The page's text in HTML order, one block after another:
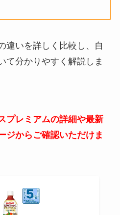
違いを詳しく比較し、自
て分かりやすく解説しま
プレミアムの詳細や最新
ジからご確認いただけま